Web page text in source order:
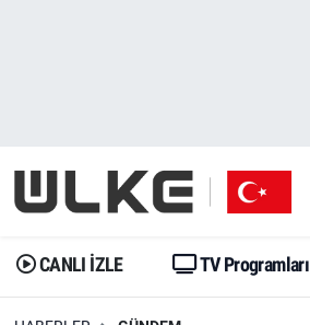
CANLI İZLE TV Programları
Gündem
Dünya
Gündem
Trend
İstanbul Namaz Vakitleri
Trafik Durumu